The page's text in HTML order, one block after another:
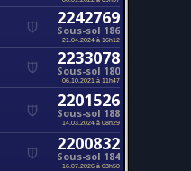
2242769
Sous-sol 186
21.04.2024 à 16h12
2233078
Sous-sol 180
06.10.2021 à 11h47
2201526
Sous-sol 188
14.03.2024 à 08h29
2200832
Sous-sol 184
16.07.2026 à 03h50